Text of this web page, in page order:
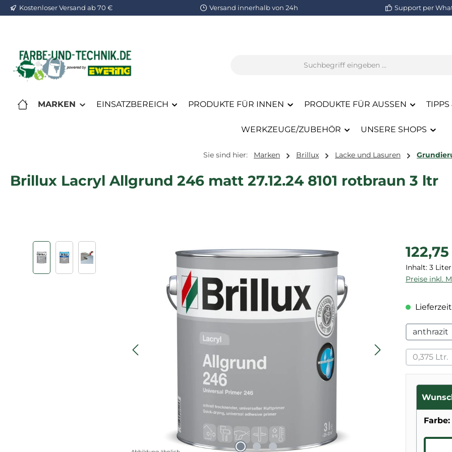
Hauptinhalt springen
Zur Suche springen
Zur Hauptnavigation springen
Kostenloser Versand ab 70 € Versand innerhalb von 24h Support per
MARKEN EINSATZBEREICH PRODUKTE FÜR INNEN PRODUKTE FÜR AUSSEN TIPPS
WERKZEUGE/ZUBEHÖR UNSERE SHOPS
Sie sind hier: Marken Brillux Lacke und Lasuren
Brillux Lacryl Allgrund 246 matt 27.12.24 8101 rotbraun 3 ltr
Regulärer
Inhalt: 3 Liter
Preise inkl.
anthrazit
0,375 Ltr.
Farbe: